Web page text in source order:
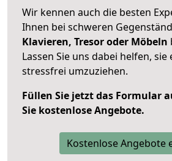
Wir kennen auch die besten
Ihnen bei schweren
Klavieren, Tresor oder Möbeln
Lassen Sie uns dabei helfen,
stressfrei umzuziehen.
Füllen Sie jetzt das Formular
Sie kostenlose Angebote.
Kostenlose Angebote